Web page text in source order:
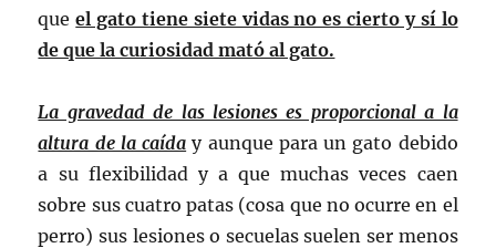
queel gato tiene siete vidas no es cierto y sí lo
de que la curiosidad mató al gato.
La gravedad de las lesiones es proporcional a la
altura de la caída y aunque para un gato debido
a su flexibilidad y a que muchas veces caen
sobre sus cuatro patas (cosa que no ocurre en el
perro) sus lesiones o secuelas suelen ser menos